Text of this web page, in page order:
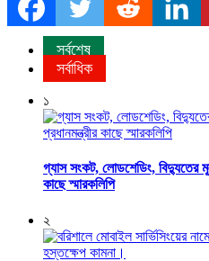
সর্বশেষ
সর্বাধিক
১
গ্যাস সংকট, লোডশেডিং, বিদ্যুতের
কাছে স্মারকলিপি
২